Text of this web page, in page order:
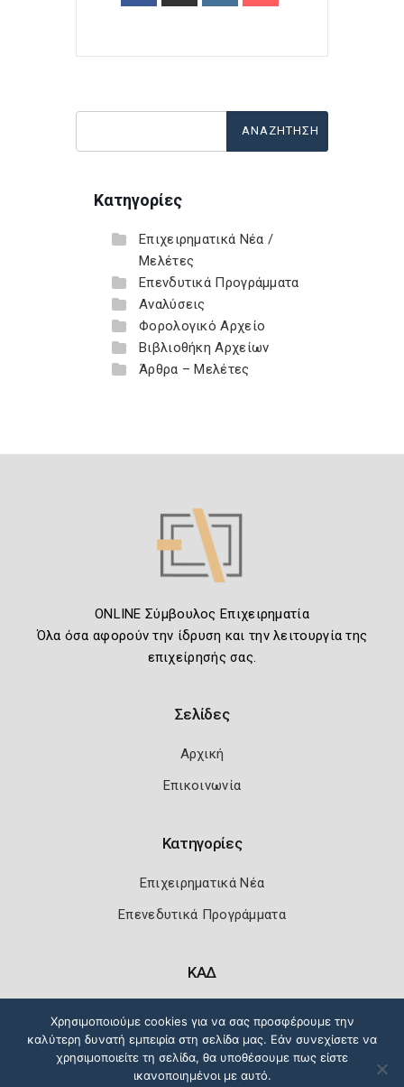
Κατηγορίες
Επιχειρηματικά Νέα /
Μελέτες
Επενδυτικά Προγράμματα
Αναλύσεις
Φορολογικό Αρχείο
Βιβλιοθήκη Αρχείων
Άρθρα – Μελέτες
ONLINE Σύμβουλος Επιχειρηματία
Όλα όσα αφορούν την ίδρυση και την λειτουργία της
επιχείρησής σας.
Σελίδες
Αρχική
Επικοινωνία
Κατηγορίες
Επιχειρηματικά Νέα
Επενεδυτικά Προγράμματα
ΚΑΔ
Χρησιμοποιούμε cookies για να σας προσφέρουμε την
καλύτερη δυνατή εμπειρία στη σελίδα μας. Εάν συνεχίσετε να
χρησιμοποιείτε τη σελίδα, θα υποθέσουμε πως είστε
ικανοποιημένοι με αυτό.